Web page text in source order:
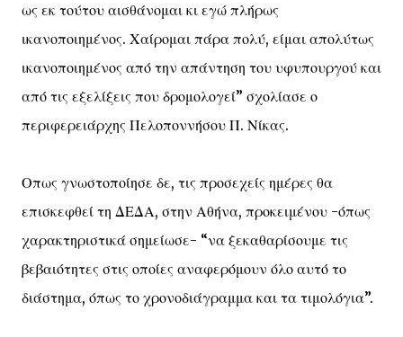
ως εκ τούτου αισθάνομαι κι εγώ πλήρως
ικανοποιημένος. Χαίρομαι πάρα πολύ, είμαι απολύτως
ικανοποιημένος από την απάντηση του υφυπουργού και
από τις εξελίξεις που δρομολογεί” σχολίασε ο
περιφερειάρχης Πελοποννήσου Π. Νίκας.
Οπως γνωστοποίησε δε, τις προσεχείς ημέρες θα
επισκεφθεί τη ΔΕΔΑ, στην Αθήνα, προκειμένου -όπως
χαρακτηριστικά σημείωσε- “να ξεκαθαρίσουμε τις
βεβαιότητες στις οποίες αναφερόμουν όλο αυτό το
διάστημα, όπως το χρονοδιάγραμμα και τα τιμολόγια”.